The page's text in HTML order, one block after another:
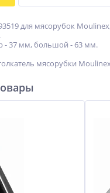
для мясорубок
- 37 мм, большой - 63 мм.
мясорубки